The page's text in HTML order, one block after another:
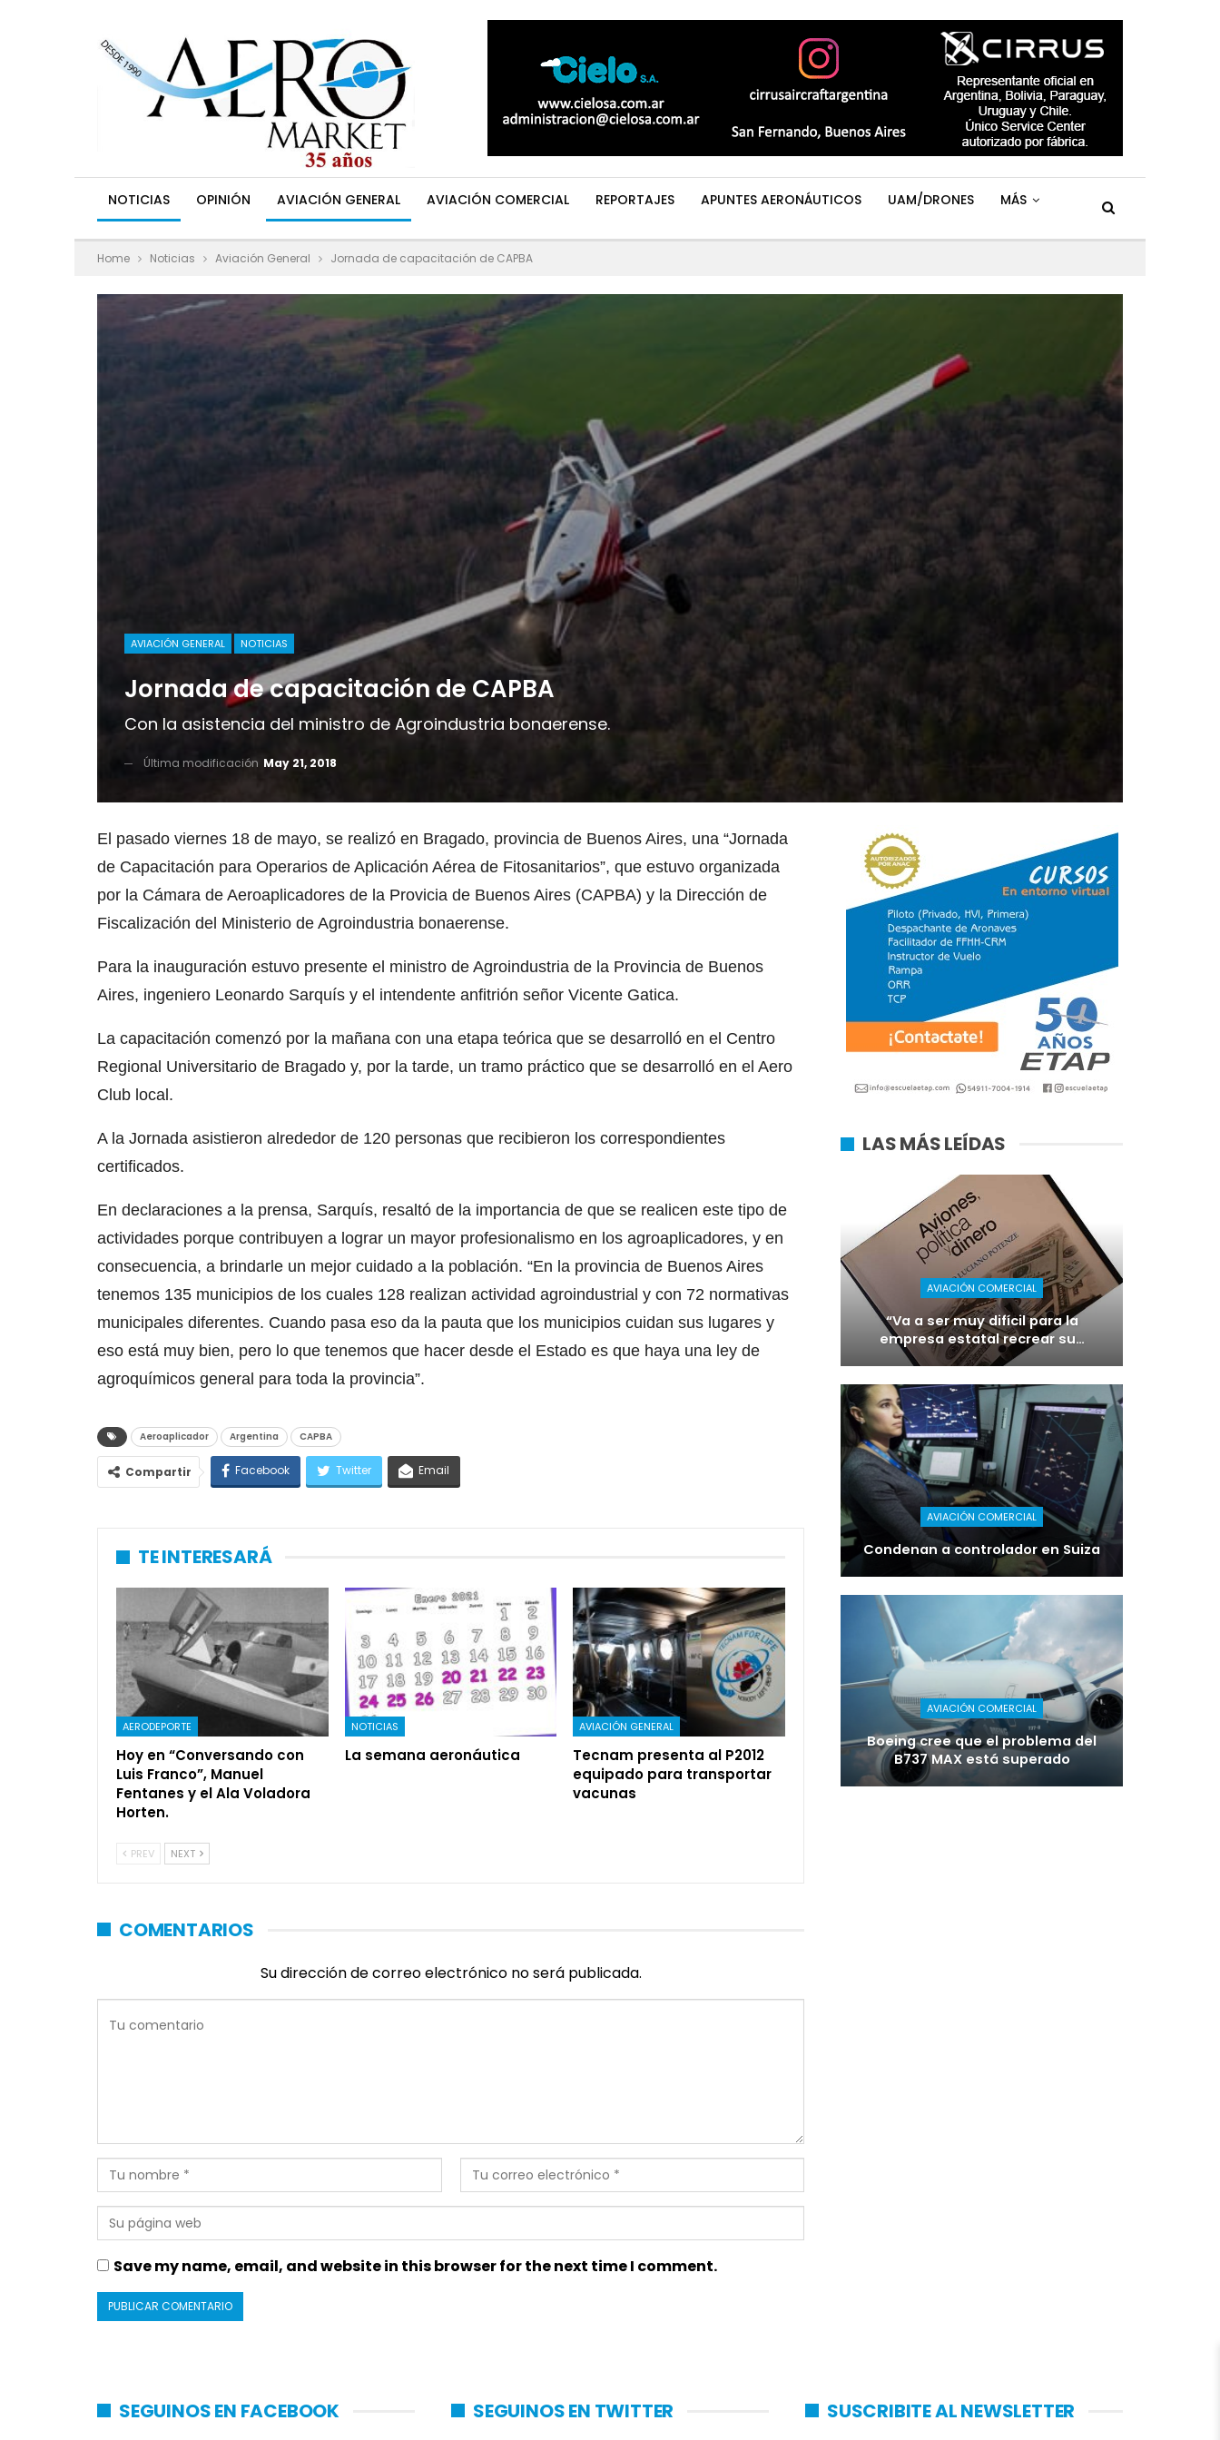
NOTICIAS OPINIÓN AVIACIÓN GENERAL AVIACIÓN COMERCIAL REPORTAJES APUNTES AERONÁUTICOS UAM/DRONES MÁS
Home Noticias Aviación General Jornada de capacitación de CAPBA
AVIACIÓN GENERAL NOTICIAS
Jornada de capacitación de CAPBA
Con la asistencia del ministro de Agroindustria bonaerense.
Última modificación May 21, 2018
El pasado viernes 18 de mayo, se realizó en Bragado, provincia de Buenos Aires, una “Jornada
de Capacitación para Operarios de Aplicación Aérea de Fitosanitarios”, que estuvo organizada
por la Cámara de Aeroaplicadores de la Provicia de Buenos Aires (CAPBA) y la Dirección de
Fiscalización del Ministerio de Agroindustria bonaerense.
Para la inauguración estuvo presente el ministro de Agroindustria de la Provincia de Buenos
Aires, ingeniero Leonardo Sarquís y el intendente anfitrión señor Vicente Gatica.
La capacitación comenzó por la mañana con una etapa teórica que se desarrolló en el Centro
Regional Universitario de Bragado y, por la tarde, un tramo práctico que se desarrolló en el Aero
Club local.
A la Jornada asistieron alrededor de 120 personas que recibieron los correspondientes
certificados.
En declaraciones a la prensa, Sarquís, resaltó de la importancia de que se realicen este tipo de
actividades porque contribuyen a lograr un mayor profesionalismo en los agroaplicadores, y en
consecuencia, a brindarle un mejor cuidado a la población. “En la provincia de Buenos Aires
tenemos 135 municipios de los cuales 128 realizan actividad agroindustrial y con 72 normativas
municipales diferentes. Cuando pasa eso da la pauta que los municipios cuidan sus lugares y
eso está muy bien, pero lo que tenemos que hacer desde el Estado es que haya una ley de
agroquímicos general para toda la provincia”.
Aeroaplicador Argentina CAPBA
Compartir Facebook Twitter Email
TE INTERESARÁ
AERODEPORTE
Hoy en “Conversando con
Luis Franco”, Manuel
Fentanes y el Ala Voladora
Horten.
NOTICIAS
La semana aeronáutica
AVIACIÓN GENERAL
Tecnam presenta al P2012
equipado para transportar
vacunas
PREV NEXT
COMENTARIOS
Su dirección de correo electrónico no será publicada.
Save my name, email, and website in this browser for the next time I comment.
LAS MÁS LEÍDAS
AVIACIÓN COMERCIAL
“Va a ser muy difícil para la
empresa estatal recrear su…
AVIACIÓN COMERCIAL
Condenan a controlador en Suiza
AVIACIÓN COMERCIAL
Boeing cree que el problema del
B737 MAX está superado
SEGUINOS EN FACEBOOK SEGUINOS EN TWITTER SUSCRIBITE AL NEWSLETTER